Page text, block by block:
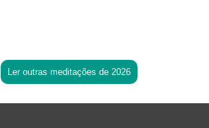
Ler outras meditações de 2026